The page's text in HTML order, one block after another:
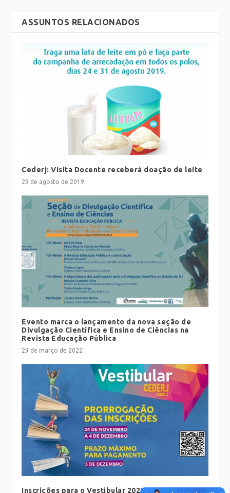
ASSUNTOS RELACIONADOS
Cederj: Visita Docente receberá doação de leite
23 de agosto de 2019
Evento marca o lançamento da nova seção de
Divulgação Científica e Ensino de Ciências na
Revista Educação Pública
29 de março de 2022
Inscrições para o Vestibular 2025.1 CEDERJ foram